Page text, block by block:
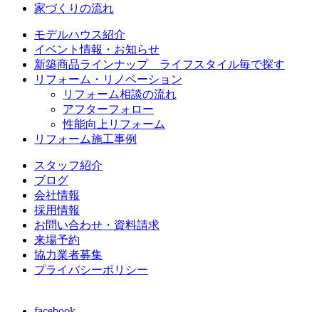
家づくりの流れ
モデルハウス紹介
イベント情報・お知らせ
新築商品ラインナップ ライフスタイル毎で探す
リフォーム・リノベーション
リフォーム相談の流れ
アフターフォロー
性能向上リフォーム
リフォーム施工事例
スタッフ紹介
ブログ
会社情報
採用情報
お問い合わせ・資料請求
来場予約
協力業者募集
プライバシーポリシー